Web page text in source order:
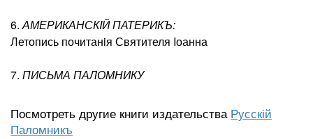
6. АМЕРИКАНСКIЙ ПАТЕРИКЪ:
Летопись почитанiя Святителя Iоанна
7. ПИСЬМА ПАЛОМНИКУ
Посмотреть другие книги издательства Русскiй
Паломникъ